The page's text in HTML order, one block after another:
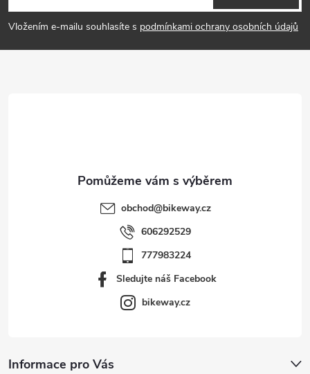
pVložením e-mailu souhlasíte s podmínkami ochrany osobních údajů
obchod@bikeway.cz
606292529
777983224
Sledujte náš Facebook
bikeway.cz
Informace pro Vás